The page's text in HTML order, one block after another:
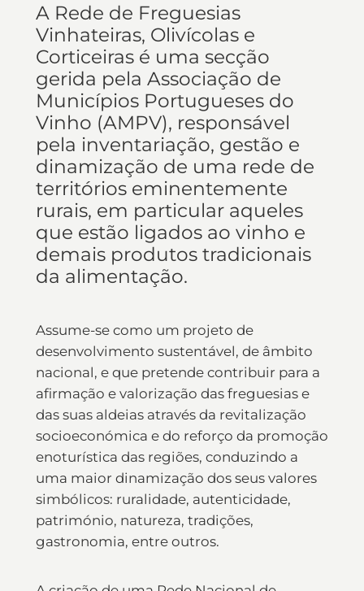
A Rede de Freguesias
Vinhateiras, Olivícolas e
Corticeiras é uma secção
gerida pela Associação de
Municípios Portugueses do
Vinho (AMPV), responsável
pela inventariação, gestão e
dinamização de uma rede de
territórios eminentemente
rurais, em particular aqueles
que estão ligados ao vinho e
demais produtos tradicionais
da alimentação.
Assume-se como um projeto de
desenvolvimento sustentável, de âmbito
nacional, e que pretende contribuir para a
afirmação e valorização das freguesias e
das suas aldeias através da revitalização
socioeconómica e do reforço da promoção
enoturística das regiões, conduzindo a
uma maior dinamização dos seus valores
simbólicos: ruralidade, autenticidade,
património, natureza, tradições,
gastronomia, entre outros.